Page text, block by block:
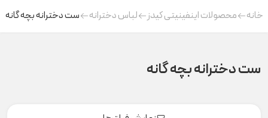
خانه محصولات اینفینیتی کیدز لباس دخترانه ست دخترانه بچه گانه
ست دخترانه بچه گانه